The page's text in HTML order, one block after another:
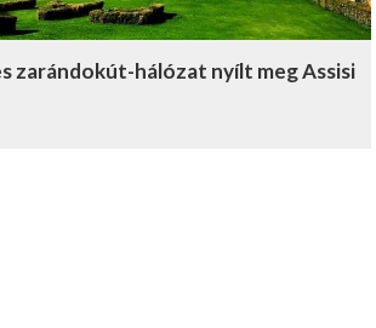
zarándokút-hálózat nyílt meg Assisi